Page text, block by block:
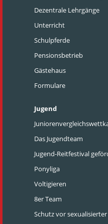
Dezentrale Lehrgänge
Unterricht
Schulpferde
Pensionsbetrieb
Gästehaus
Formulare
Jugend
Das Jugendteam
Jugend-Reitfestival
Ponyliga
Voltigieren
8er Team
Schutz vor